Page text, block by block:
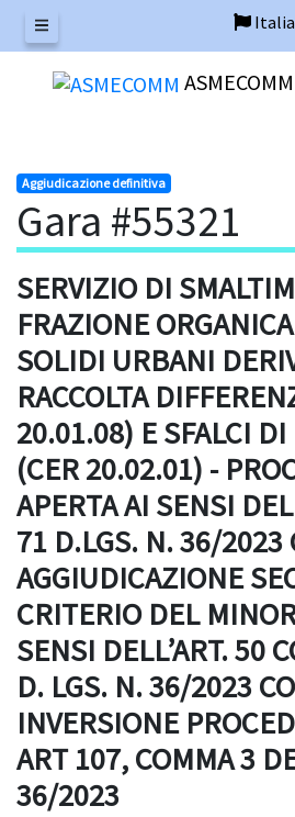
Menu
ASMECOMM
Aggiudicazione definitiva
Gara #55321
SERVIZIO DI
FRAZIONE
SOLIDI URBANI
RACCOLTA
20.01.08) E SFALCI DI
(CER 20.02.01) -
APERTA AI SENSI
71 D.LGS. N. 36/2023
AGGIUDICAZIONE
CRITERIO DEL
SENSI DELL’ART. 50
D. LGS. N. 36/2023
INVERSIONE
ART 107, COMMA 3
36/2023